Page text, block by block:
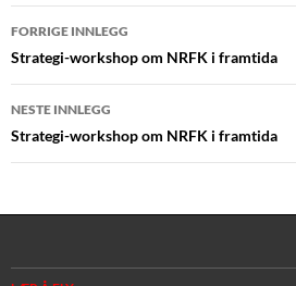
Innleggsnavigasjon
FORRIGE INNLEGG
Strategi-workshop om NRFK i framtida
NESTE INNLEGG
Strategi-workshop om NRFK i framtida